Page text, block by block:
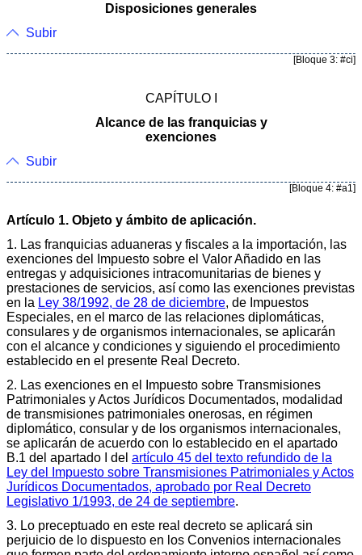
Disposiciones generales
Subir
[Bloque 3: #ci]
CAPÍTULO I
Alcance de las franquicias y
exenciones
Subir
[Bloque 4: #a1]
Artículo 1. Objeto y ámbito de aplicación.
1. Las franquicias aduaneras y fiscales a la importación, las
exenciones del Impuesto sobre el Valor Añadido en las
entregas y adquisiciones intracomunitarias de bienes y
prestaciones de servicios, así como las exenciones previstas
en la Ley 38/1992, de 28 de diciembre, de Impuestos
Especiales, en el marco de las relaciones diplomáticas,
consulares y de organismos internacionales, se aplicarán
con el alcance y condiciones y siguiendo el procedimiento
establecido en el presente Real Decreto.
2. Las exenciones en el Impuesto sobre Transmisiones
Patrimoniales y Actos Jurídicos Documentados, modalidad
de transmisiones patrimoniales onerosas, en régimen
diplomático, consular y de los organismos internacionales,
se aplicarán de acuerdo con lo establecido en el apartado
B.1 del apartado I del artículo 45 del texto refundido de la
Ley del Impuesto sobre Transmisiones Patrimoniales y Actos
Jurídicos Documentados, aprobado por Real Decreto
Legislativo 1/1993, de 24 de septiembre.
3. Lo preceptuado en este real decreto se aplicará sin
perjuicio de lo dispuesto en los Convenios internacionales